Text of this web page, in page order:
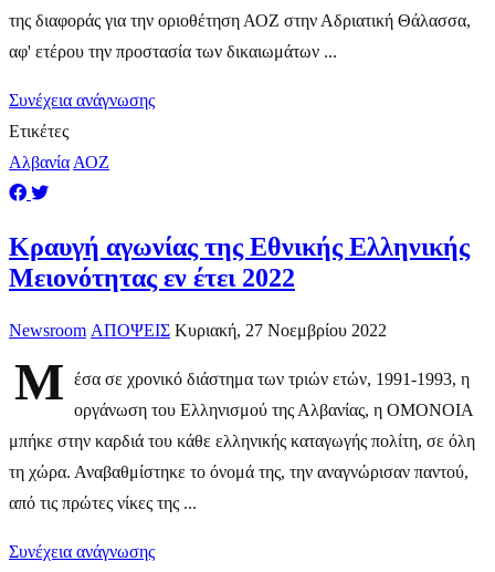
της διαφοράς για την οριοθέτηση ΑΟΖ στην Αδριατική Θάλασσα,
αφ' ετέρου την προστασία των δικαιωμάτων ...
Συνέχεια ανάγνωσης
Ετικέτες
Αλβανία ΑΟΖ
Κραυγή αγωνίας της Εθνικής Ελληνικής
Μειονότητας εν έτει 2022
Newsroom ΑΠΟΨΕΙΣ Κυριακή, 27 Νοεμβρίου 2022
Μ
έσα σε χρονικό διάστημα των τριών ετών, 1991-1993, η
οργάνωση του Ελληνισμού της Αλβανίας, η ΟΜΟΝΟΙΑ
μπήκε στην καρδιά του κάθε ελληνικής καταγωγής πολίτη, σε όλη
τη χώρα. Αναβαθμίστηκε το όνομά της, την αναγνώρισαν παντού,
από τις πρώτες νίκες της ...
Συνέχεια ανάγνωσης